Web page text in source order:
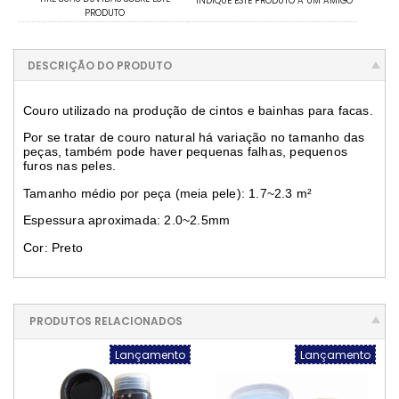
PRODUTO
DESCRIÇÃO DO PRODUTO
Couro utilizado na produção de cintos e bainhas para facas.
Por se tratar de couro natural há variação no tamanho das
peças, também pode haver pequenas falhas, pequenos
furos nas peles.
Tamanho médio por peça (meia pele): 1.7~2.3 m²
Espessura aproximada: 2.0~2.5mm
Cor: Preto
PRODUTOS RELACIONADOS
Lançamento Lançamento